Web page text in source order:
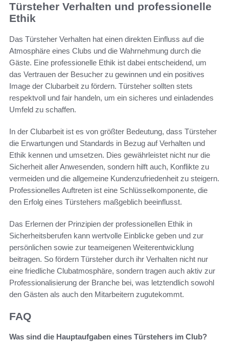
Türsteher Verhalten und professionelle
Ethik
Das Türsteher Verhalten hat einen direkten Einfluss auf die
Atmosphäre eines Clubs und die Wahrnehmung durch die
Gäste. Eine professionelle Ethik ist dabei entscheidend, um
das Vertrauen der Besucher zu gewinnen und ein positives
Image der Clubarbeit zu fördern. Türsteher sollten stets
respektvoll und fair handeln, um ein sicheres und einladendes
Umfeld zu schaffen.
In der Clubarbeit ist es von größter Bedeutung, dass Türsteher
die Erwartungen und Standards in Bezug auf Verhalten und
Ethik kennen und umsetzen. Dies gewährleistet nicht nur die
Sicherheit aller Anwesenden, sondern hilft auch, Konflikte zu
vermeiden und die allgemeine Kundenzufriedenheit zu steigern.
Professionelles Auftreten ist eine Schlüsselkomponente, die
den Erfolg eines Türstehers maßgeblich beeinflusst.
Das Erlernen der Prinzipien der professionellen Ethik in
Sicherheitsberufen kann wertvolle Einblicke geben und zur
persönlichen sowie zur teameigenen Weiterentwicklung
beitragen. So fördern Türsteher durch ihr Verhalten nicht nur
eine friedliche Clubatmosphäre, sondern tragen auch aktiv zur
Professionalisierung der Branche bei, was letztendlich sowohl
den Gästen als auch den Mitarbeitern zugutekommt.
FAQ
Was sind die Hauptaufgaben eines Türstehers im Club?